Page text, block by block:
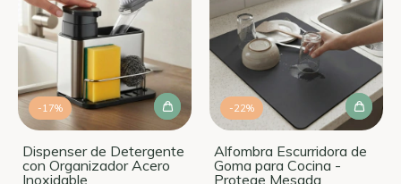
-17%
Dispenser de Detergente
con Organizador Acero
Inoxidable
-22%
Alfombra Escurridora de
Goma para Cocina -
Protege Mesada